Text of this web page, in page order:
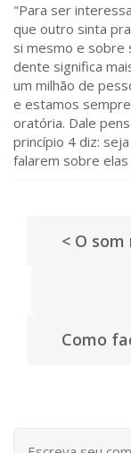
"Para ser
que outro sinta
si mesmo e sobre
dente significa
um milhão de
e estamos
oratória. Dale
princípio 4 diz:
falarem sobre elas
< O
Como